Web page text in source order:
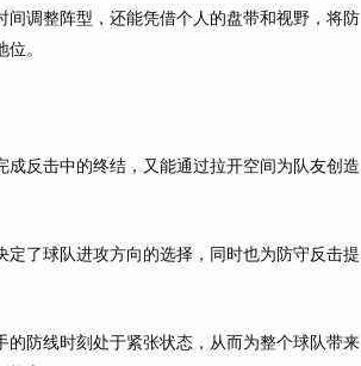
调整阵型，还能凭借个人的盘带和视野，将防
。
反击中的终结，又能通过拉开空间为队友创造
了球队进攻方向的选择，同时也为防守反击提
防线时刻处于紧张状态，从而为整个球队带来